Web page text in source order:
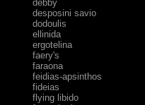
debby
desposini savio
dodoulis
ellinida
ergotelina
faery's
faraona
feidias-apsinthos
fideias
flying libido